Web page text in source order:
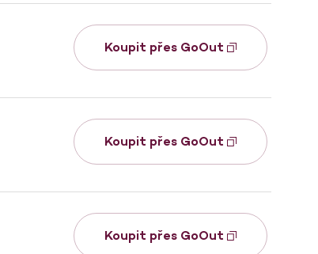
Koupit přes GoOut
Koupit přes GoOut
Koupit přes GoOut